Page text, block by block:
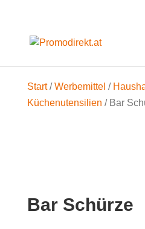
Start/Werbemittel /
Küchenutensilien / Bar
Bar Schürze